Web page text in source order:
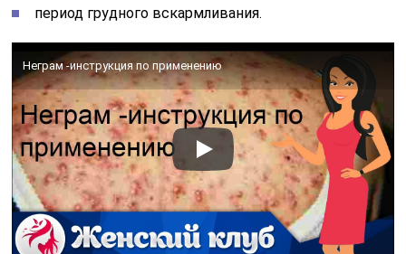
период грудного вскармливания.
Неграм -инструкция по применению